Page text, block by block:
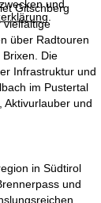
und
.
Gitschberg
vielfältige
über Radtouren
Die
Infrastruktur und
im Pustertal
Aktivurlauber und
in Südtirol
und